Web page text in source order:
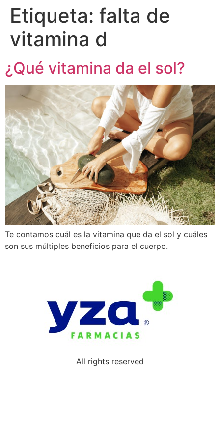
Etiqueta: falta de
vitamina d
¿Qué vitamina da el sol?
Te contamos cuál es la vitamina que da el sol y cuáles
son sus múltiples beneficios para el cuerpo.
All rights reserved